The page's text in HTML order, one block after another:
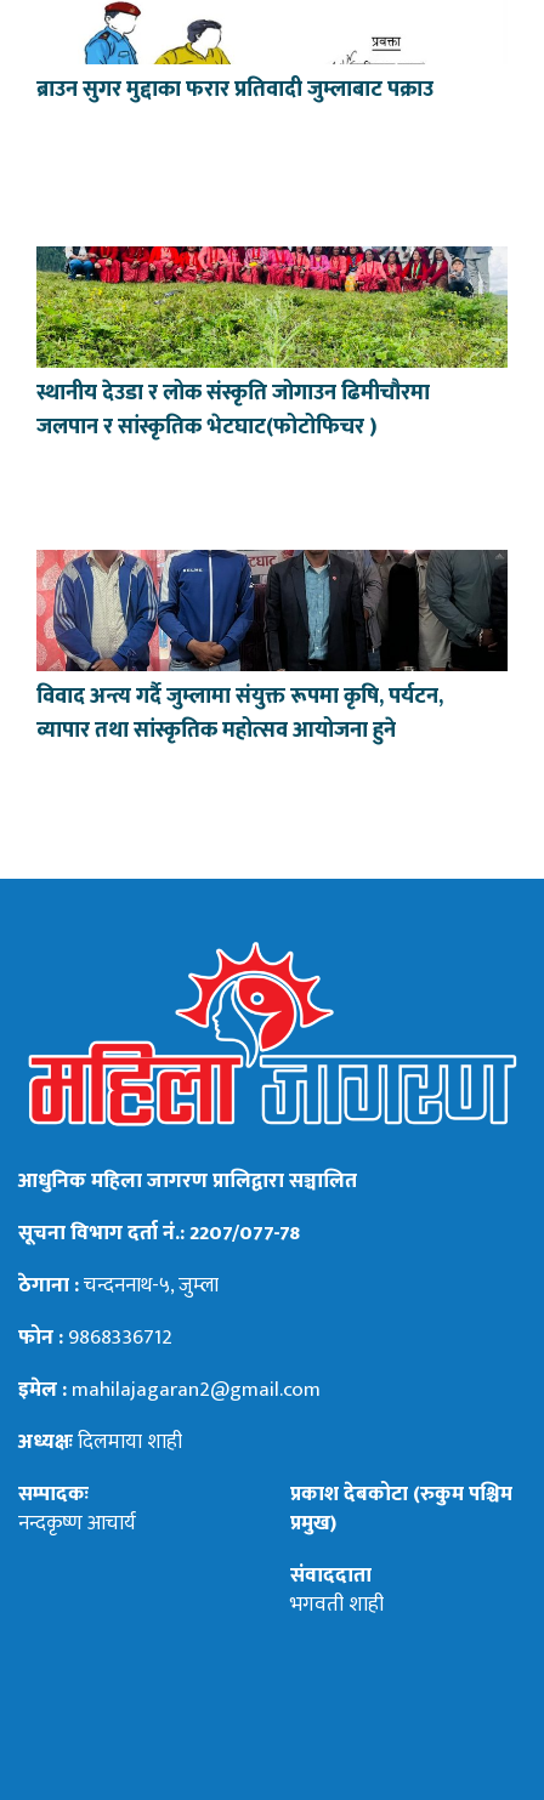
ब्राउन सुगर मुद्दाका फरार प्रतिवादी जुम्लाबाट पक्राउ
स्थानीय देउडा र लोक संस्कृति जोगाउन ढिमीचौरमा
जलपान र सांस्कृतिक भेटघाट(फोटोफिचर )
विवाद अन्त्य गर्दै जुम्लामा संयुक्त रूपमा कृषि, पर्यटन,
व्यापार तथा सांस्कृतिक महोत्सव आयोजना हुने
आधुनिक महिला जागरण प्रालिद्वारा सञ्चालित
सूचना विभाग दर्ता नं.: 2207/077-78
ठेगाना :चन्दननाथ-५, जुम्ला
फोन :9868336712
इमेल :mahilajagaran2@gmail.com
अध्यक्षःदिलमाया शाही
सम्पादकः
नन्दकृष्ण आचार्य
प्रकाश देबकोटा (रुकुम पश्चिम
प्रमुख)
संवाददाता
भगवती शाही